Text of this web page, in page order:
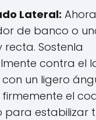
Lateral:
de banco o
recta. Sostenla
contra el
un ligero
el
para estabilizar